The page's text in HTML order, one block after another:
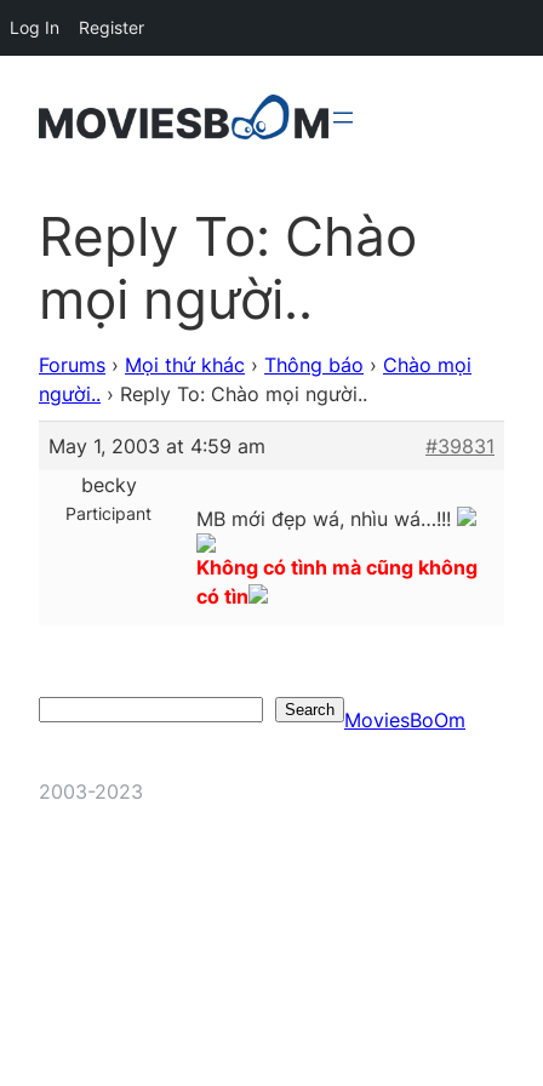
Reply To: Chào
mọi người..
Forums › Mọi thứ khác › Thông báo › Chào mọi
người.. › Reply To: Chào mọi người..
May 1, 2003 at 4:59 am
#39831
becky
Participant
MB mới đẹp wá, nhìu wá…!!!
Không có tình mà cũng không
có tìn
Search MoviesBoOm
2003-2023
Log In Register